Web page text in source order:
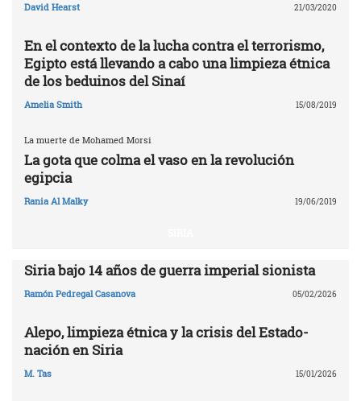
David Hearst 21/03/2020
En el contexto de la lucha contra el terrorismo,
Egipto está llevando a cabo una limpieza étnica
de los beduinos del Sinaí
Amelia Smith 15/08/2019
La muerte de Mohamed Morsi
La gota que colma el vaso en la revolución
egipcia
Rania Al Malky 19/06/2019
Siria bajo 14 años de guerra imperial sionista
Ramón Pedregal Casanova 05/02/2026
Alepo, limpieza étnica y la crisis del Estado-
nación en Siria
M. Tas 15/01/2026